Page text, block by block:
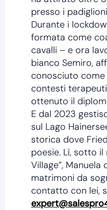
presso i
Durante i
formata come
cavalli – e ora
bianco Semiro,
conosciuto come
contesti
ottenuto il
E dal 2023
sul Lago
storica dove
poesie. Lì, sotto il
Village”,
matrimoni da
contatto con lei,